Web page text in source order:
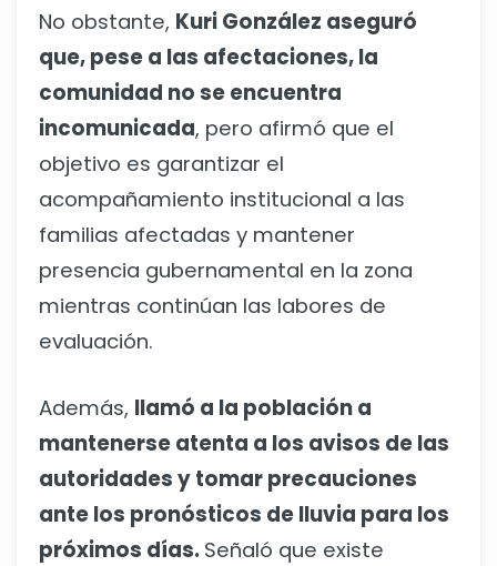
No obstante, Kuri González aseguró
que, pese a las afectaciones, la
comunidad no se encuentra
incomunicada, pero afirmó que el
objetivo es garantizar el
acompañamiento institucional a las
familias afectadas y mantener
presencia gubernamental en la zona
mientras continúan las labores de
evaluación.
Además, llamó a la población a
mantenerse atenta a los avisos de las
autoridades y tomar precauciones
ante los pronósticos de lluvia para los
próximos días. Señaló que existe